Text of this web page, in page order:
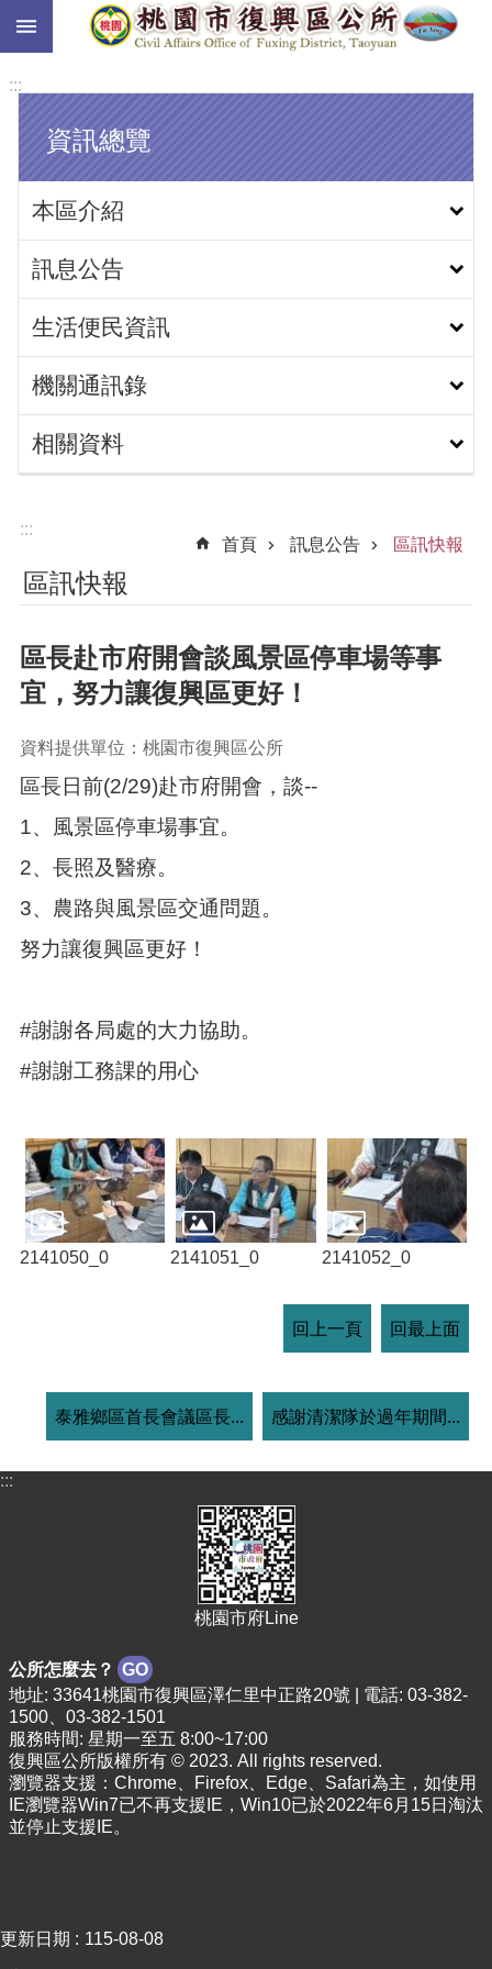
跳到主要內容區塊
:::
資訊總覽
本區介紹
訊息公告
生活便民資訊
機關通訊錄
相關資料
:::
首頁
訊息公告 區訊快報
區訊快報
區長赴市府開會談風景區停車場等事
宜，努力讓復興區更好！
資料提供單位：桃園市復興區公所
區長日前(2/29)赴市府開會，談--
1、風景區停車場事宜。
2、長照及醫療。
3、農路與風景區交通問題。
努力讓復興區更好！
#謝謝各局處的大力協助。
#謝謝工務課的用心
2141050_0 2141051_0 2141052_0
回上一頁 回最上面
泰雅鄉區首長會議區長... 感謝清潔隊於過年期間...
:::
桃園市府Line
公所怎麼去？ GO
地址: 33641桃園市復興區澤仁里中正路20號 | 電話: 03-382-
1500、03-382-1501
服務時間: 星期一至五 8:00~17:00
復興區公所版權所有 © 2023. All rights reserved.
瀏覽器支援：Chrome、Firefox、Edge、Safari為主，如使用
IE瀏覽器Win7已不再支援IE，Win10已於2022年6月15日淘汰
並停止支援IE。
更新日期 115-08-08